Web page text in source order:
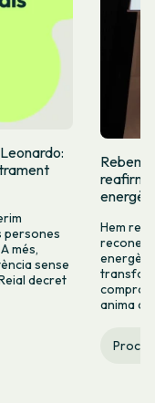
persones
més,
sense
decret
Rebem
Hem
reconeix
anima a